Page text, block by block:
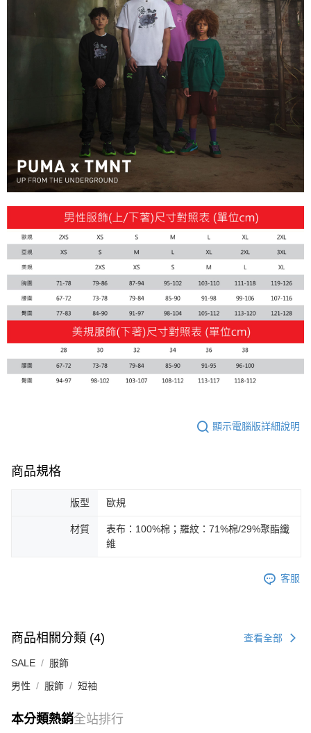
顯示電腦版詳細說明
商品規格
版型 歐規
材質
表布：100%棉；羅紋：71%棉/29%聚酯纖
維
客服
商品相關分類 (4) 查看全部
SALE 服飾
男性 服飾 短袖
本分類熱銷全站排行